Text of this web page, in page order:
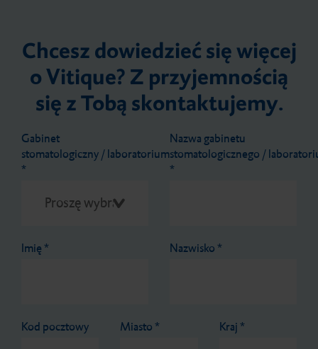
Chcesz dowiedzieć się więcej
o Vitique? Z przyjemnością
się z Tobą skontaktujemy.
Gabinet
stomatologiczny / laboratorium
*
Nazwa gabinetu
stomatologicznego /
*
Imię* Nazwisko*
Kod pocztowy Miasto* Kraj*